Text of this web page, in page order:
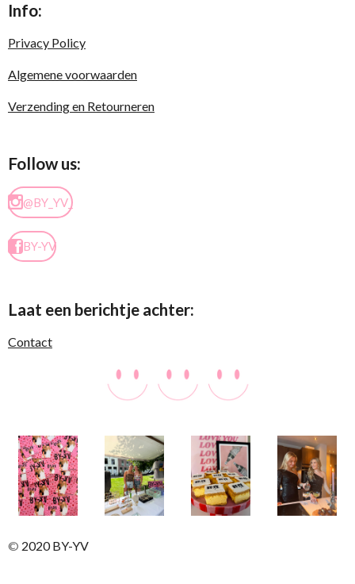
Info:
Privacy Policy
Algemene voorwaarden
Verzending en Retourneren
Follow us:
@BY_YV_
BY-YV
Laat een berichtje achter:
Contact
© 2020 BY-YV